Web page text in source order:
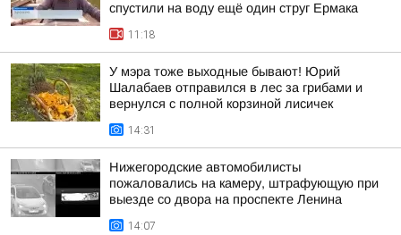
спустили на воду ещё один струг Ермака
11:18
У мэра тоже выходные бывают! Юрий
Шалабаев отправился в лес за грибами и
вернулся с полной корзиной лисичек
14:31
Нижегородские автомобилисты
пожаловались на камеру, штрафующую при
выезде со двора на проспекте Ленина
14:07